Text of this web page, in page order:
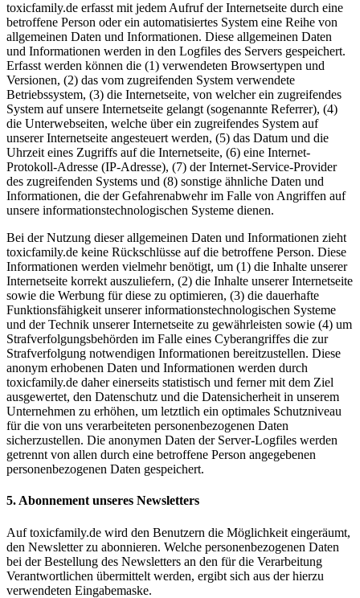
toxicfamily.de erfasst mit jedem Aufruf der Internetseite durch eine
betroffene Person oder ein automatisiertes System eine Reihe von
allgemeinen Daten und Informationen. Diese allgemeinen Daten
und Informationen werden in den Logfiles des Servers gespeichert.
Erfasst werden können die (1) verwendeten Browsertypen und
Versionen, (2) das vom zugreifenden System verwendete
Betriebssystem, (3) die Internetseite, von welcher ein zugreifendes
System auf unsere Internetseite gelangt (sogenannte Referrer), (4)
die Unterwebseiten, welche über ein zugreifendes System auf
unserer Internetseite angesteuert werden, (5) das Datum und die
Uhrzeit eines Zugriffs auf die Internetseite, (6) eine Internet-
Protokoll-Adresse (IP-Adresse), (7) der Internet-Service-Provider
des zugreifenden Systems und (8) sonstige ähnliche Daten und
Informationen, die der Gefahrenabwehr im Falle von Angriffen auf
unsere informationstechnologischen Systeme dienen.
Bei der Nutzung dieser allgemeinen Daten und Informationen zieht
toxicfamily.de keine Rückschlüsse auf die betroffene Person. Diese
Informationen werden vielmehr benötigt, um (1) die Inhalte unserer
Internetseite korrekt auszuliefern, (2) die Inhalte unserer Internetseite
sowie die Werbung für diese zu optimieren, (3) die dauerhafte
Funktionsfähigkeit unserer informationstechnologischen Systeme
und der Technik unserer Internetseite zu gewährleisten sowie (4) um
Strafverfolgungsbehörden im Falle eines Cyberangriffes die zur
Strafverfolgung notwendigen Informationen bereitzustellen. Diese
anonym erhobenen Daten und Informationen werden durch
toxicfamily.de daher einerseits statistisch und ferner mit dem Ziel
ausgewertet, den Datenschutz und die Datensicherheit in unserem
Unternehmen zu erhöhen, um letztlich ein optimales Schutzniveau
für die von uns verarbeiteten personenbezogenen Daten
sicherzustellen. Die anonymen Daten der Server-Logfiles werden
getrennt von allen durch eine betroffene Person angegebenen
personenbezogenen Daten gespeichert.
5. Abonnement unseres Newsletters
Auf toxicfamily.de wird den Benutzern die Möglichkeit eingeräumt,
den Newsletter zu abonnieren. Welche personenbezogenen Daten
bei der Bestellung des Newsletters an den für die Verarbeitung
Verantwortlichen übermittelt werden, ergibt sich aus der hierzu
verwendeten Eingabemaske.